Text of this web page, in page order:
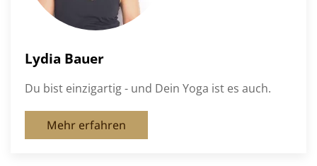
Lydia Bauer
Du bist einzigartig - und Dein Yoga ist es auch.
Mehr erfahren